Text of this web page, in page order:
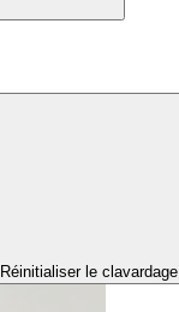
Réinitialiser le clavardage